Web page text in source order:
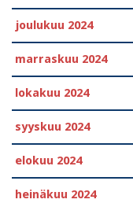
joulukuu 2024
marraskuu 2024
lokakuu 2024
syyskuu 2024
elokuu 2024
heinäkuu 2024